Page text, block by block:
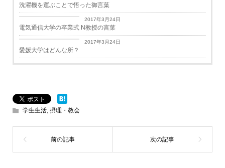
洗濯機を運ぶことで悟った御言葉
学生生活
2017年3月24日
電気通信大学の卒業式 N教授の言葉
学生生活
2017年3月24日
愛媛大学はどんな所？
学生生活, 摂理・教会